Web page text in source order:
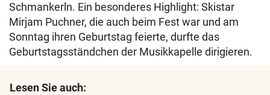
Schmankerln. Ein besonderes Highlight: Skistar
Mirjam Puchner, die auch beim Fest war und am
Sonntag ihren Geburtstag feierte, durfte das
Geburtstagsständchen der Musikkapelle dirigieren.
Lesen Sie auch: